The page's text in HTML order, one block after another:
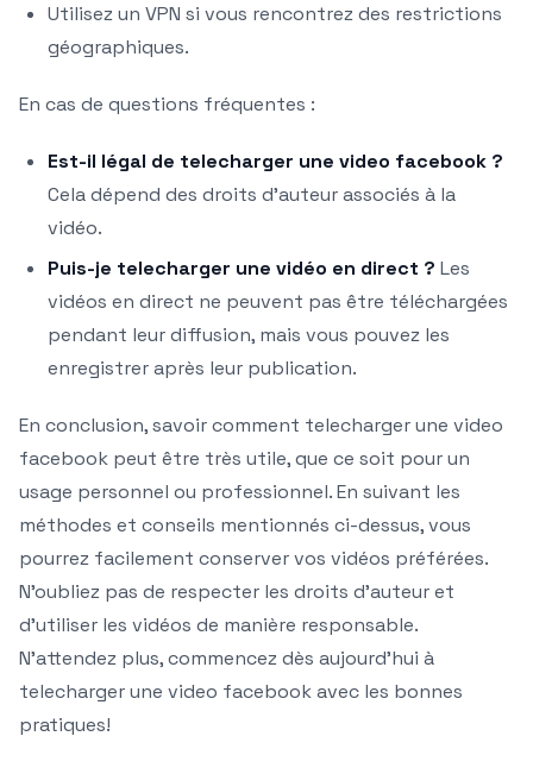
Utilisez un VPN si vous rencontrez des restrictions
géographiques.
En cas de questions fréquentes :
Est-il légal de telecharger une video facebook ?
Cela dépend des droits d’auteur associés à la
vidéo.
Puis-je telecharger une vidéo en direct ? Les
vidéos en direct ne peuvent pas être téléchargées
pendant leur diffusion, mais vous pouvez les
enregistrer après leur publication.
En conclusion, savoir comment telecharger une video
facebook peut être très utile, que ce soit pour un
usage personnel ou professionnel. En suivant les
méthodes et conseils mentionnés ci-dessus, vous
pourrez facilement conserver vos vidéos préférées.
N’oubliez pas de respecter les droits d’auteur et
d’utiliser les vidéos de manière responsable.
N’attendez plus, commencez dès aujourd’hui à
telecharger une video facebook avec les bonnes
pratiques!